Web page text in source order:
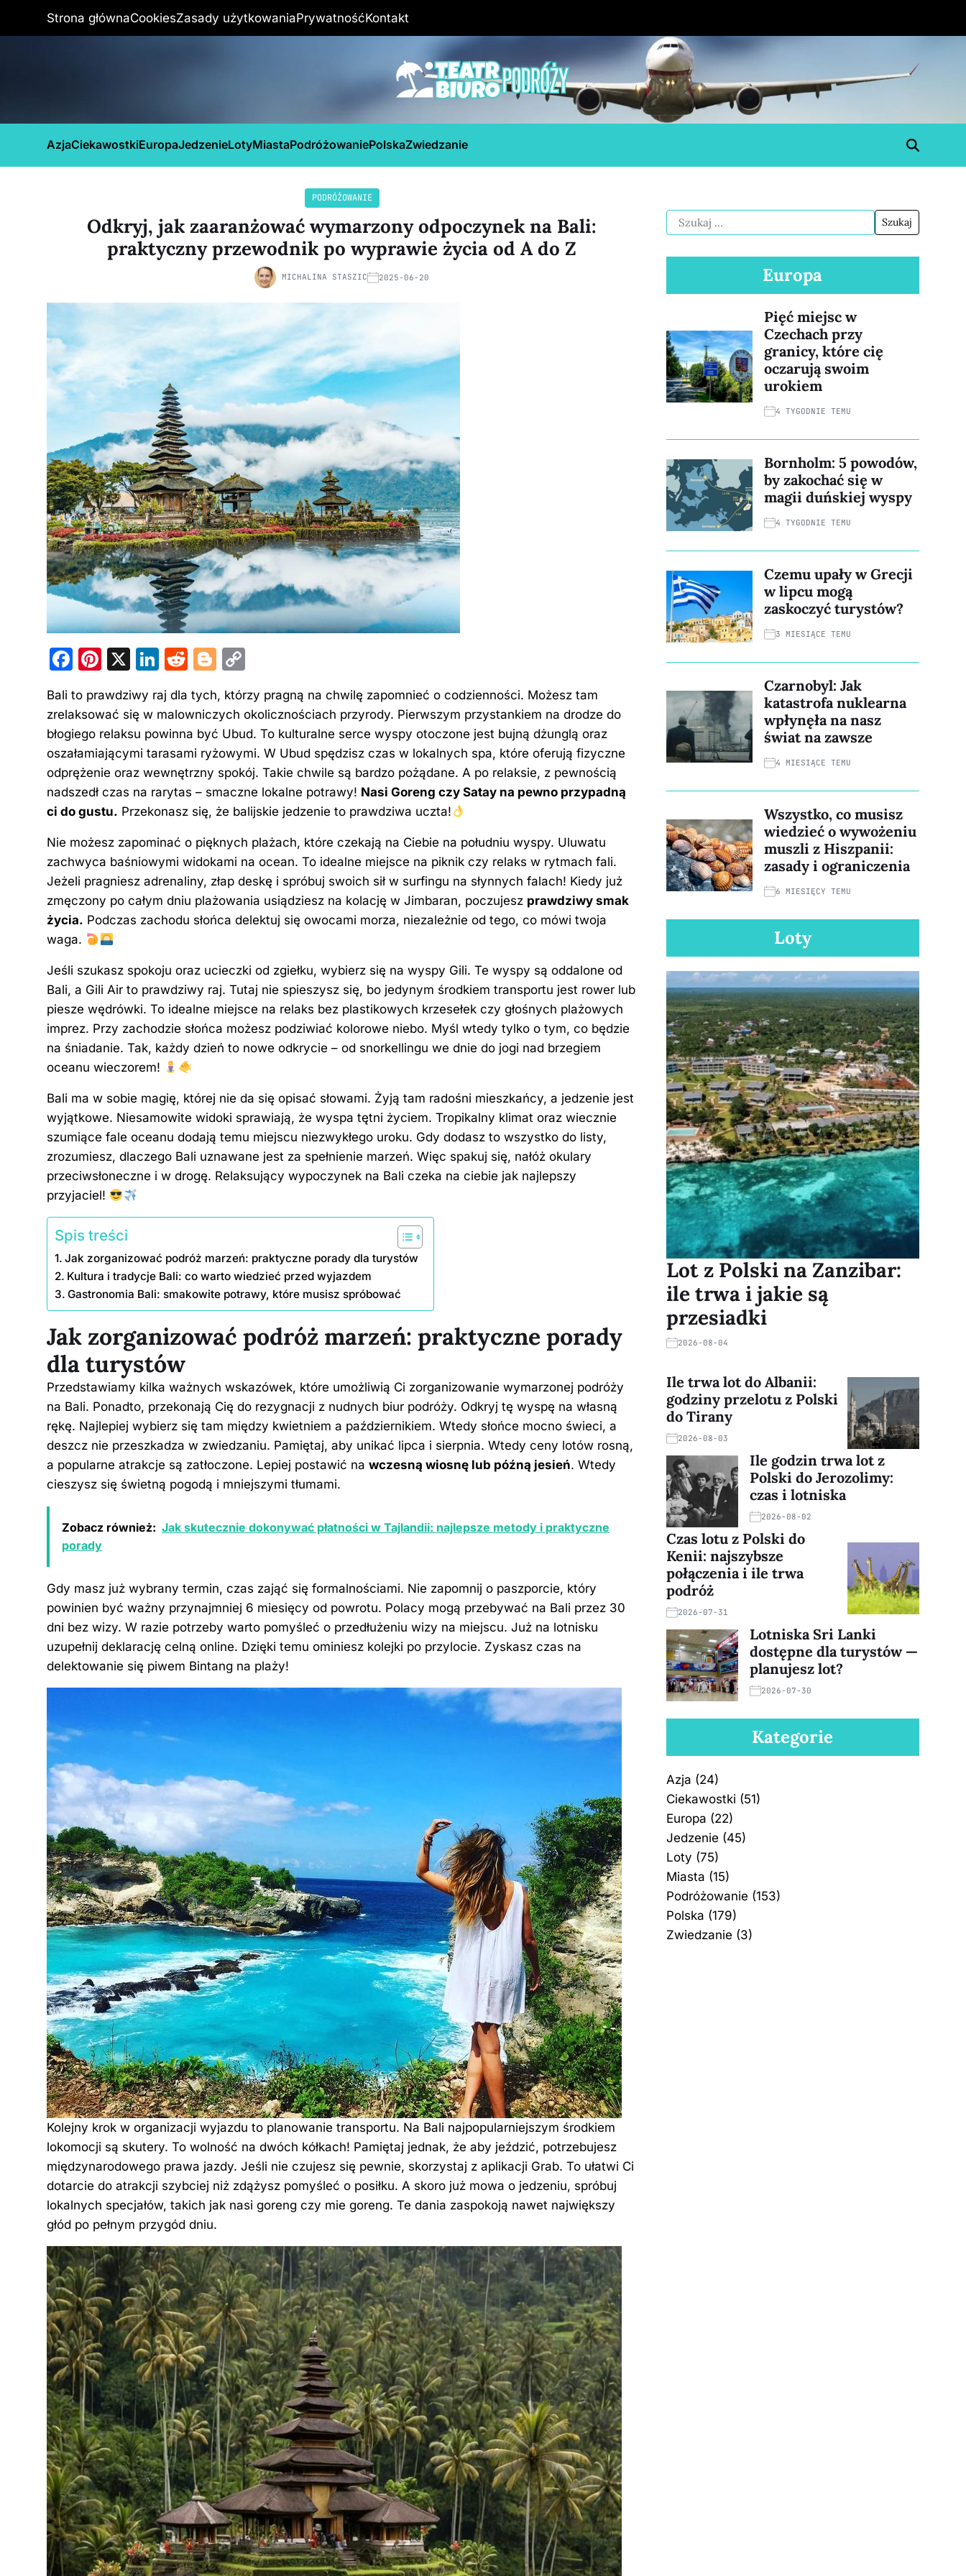
Strona głównaCookiesZasady użytkowaniaPrywatnośćKontakt
AzjaCiekawostkiEuropaJedzenieLotyMiastaPodróżowaniePolskaZwiedzanie
PODRÓŻOWANIE
Odkryj, jak zaaranżować wymarzony odpoczynek na Bali:
praktyczny przewodnik po wyprawie życia od A do Z
MICHALINA STASZIC 2025-06-20
F
c
e
b
o
o
k
Pi
er
e
st
X
Li
k
e
dI
n
R
d
di
t
Bl
g
g
er
p
y
Li
n
k
Bali to prawdziwy raj dla tych, którzy pragną na chwilę zapomnieć o codzienności. Możesz tam
zrelaksować się w malowniczych okolicznościach przyrody. Pierwszym przystankiem na drodze do
błogiego relaksu powinna być Ubud. To kulturalne serce wyspy otoczone jest bujną dżunglą oraz
oszałamiającymi tarasami ryżowymi. W Ubud spędzisz czas w lokalnych spa, które oferują fizyczne
odprężenie oraz wewnętrzny spokój. Takie chwile są bardzo pożądane. A po relaksie, z pewnością
nadszedł czas na rarytas – smaczne lokalne potrawy! Nasi Goreng czy Satay na pewno przypadną
ci do gustu. Przekonasz się, że balijskie jedzenie to prawdziwa uczta!
Nie możesz zapominać o pięknych plażach, które czekają na Ciebie na południu wyspy. Uluwatu
zachwyca baśniowymi widokami na ocean. To idealne miejsce na piknik czy relaks w rytmach fali.
Jeżeli pragniesz adrenaliny, złap deskę i spróbuj swoich sił w surfingu na słynnych falach! Kiedy już
zmęczony po całym dniu plażowania usiądziesz na kolację w Jimbaran, poczujesz prawdziwy smak
życia. Podczas zachodu słońca delektuj się owocami morza, niezależnie od tego, co mówi twoja
waga.
Jeśli szukasz spokoju oraz ucieczki od zgiełku, wybierz się na wyspy Gili. Te wyspy są oddalone od
Bali, a Gili Air to prawdziwy raj. Tutaj nie spieszysz się, bo jedynym środkiem transportu jest rower lub
piesze wędrówki. To idealne miejsce na relaks bez plastikowych krzesełek czy głośnych plażowych
imprez. Przy zachodzie słońca możesz podziwiać kolorowe niebo. Myśl wtedy tylko o tym, co będzie
na śniadanie. Tak, każdy dzień to nowe odkrycie – od snorkellingu we dnie do jogi nad brzegiem
oceanu wieczorem!
Bali ma w sobie magię, której nie da się opisać słowami. Żyją tam radośni mieszkańcy, a jedzenie jest
wyjątkowe. Niesamowite widoki sprawiają, że wyspa tętni życiem. Tropikalny klimat oraz wiecznie
szumiące fale oceanu dodają temu miejscu niezwykłego uroku. Gdy dodasz to wszystko do listy,
zrozumiesz, dlaczego Bali uznawane jest za spełnienie marzeń. Więc spakuj się, nałóż okulary
przeciwsłoneczne i w drogę. Relaksujący wypoczynek na Bali czeka na ciebie jak najlepszy
przyjaciel!
Spis treści
Jak zorganizować podróż marzeń: praktyczne porady dla turystów
Kultura i tradycje Bali: co warto wiedzieć przed wyjazdem
Gastronomia Bali: smakowite potrawy, które musisz spróbować
Jak zorganizować podróż marzeń: praktyczne porady
dla turystów
Przedstawiamy kilka ważnych wskazówek, które umożliwią Ci zorganizowanie wymarzonej podróży
na Bali. Ponadto, przekonają Cię do rezygnacji z nudnych biur podróży. Odkryj tę wyspę na własną
rękę. Najlepiej wybierz się tam między kwietniem a październikiem. Wtedy słońce mocno świeci, a
deszcz nie przeszkadza w zwiedzaniu. Pamiętaj, aby unikać lipca i sierpnia. Wtedy ceny lotów rosną,
a popularne atrakcje są zatłoczone. Lepiej postawić na wczesną wiosnę lub późną jesień. Wtedy
cieszysz się świetną pogodą i mniejszymi tłumami.
Zobacz również: Jak skutecznie dokonywać płatności w Tajlandii: najlepsze metody i praktyczne
porady
Gdy masz już wybrany termin, czas zająć się formalnościami. Nie zapomnij o paszporcie, który
powinien być ważny przynajmniej 6 miesięcy od powrotu. Polacy mogą przebywać na Bali przez 30
dni bez wizy. W razie potrzeby warto pomyśleć o przedłużeniu wizy na miejscu. Już na lotnisku
uzupełnij deklarację celną online. Dzięki temu ominiesz kolejki po przylocie. Zyskasz czas na
delektowanie się piwem Bintang na plaży!
Kolejny krok w organizacji wyjazdu to planowanie transportu. Na Bali najpopularniejszym środkiem
lokomocji są skutery. To wolność na dwóch kółkach! Pamiętaj jednak, że aby jeździć, potrzebujesz
międzynarodowego prawa jazdy. Jeśli nie czujesz się pewnie, skorzystaj z aplikacji Grab. To ułatwi Ci
dotarcie do atrakcji szybciej niż zdążysz pomyśleć o posiłku. A skoro już mowa o jedzeniu, spróbuj
lokalnych specjałów, takich jak nasi goreng czy mie goreng. Te dania zaspokoją nawet największy
głód po pełnym przygód dniu.
Europa
Pięć miejsc w
Czechach przy
granicy, które cię
oczarują swoim
urokiem
4 TYGODNIE TEMU
Bornholm: 5 powodów,
by zakochać się w
magii duńskiej wyspy
4 TYGODNIE TEMU
Czemu upały w Grecji
w lipcu mogą
zaskoczyć turystów?
3 MIESIĄCE TEMU
Czarnobyl: Jak
katastrofa nuklearna
wpłynęła na nasz
świat na zawsze
4 MIESIĄCE TEMU
Wszystko, co musisz
wiedzieć o wywożeniu
muszli z Hiszpanii:
zasady i ograniczenia
6 MIESIĘCY TEMU
Loty
Lot z Polski na Zanzibar:
ile trwa i jakie są
przesiadki
2026-08-04
Ile trwa lot do Albanii:
godziny przelotu z Polski
do Tirany
2026-08-03
Ile godzin trwa lot z
Polski do Jerozolimy:
czas i lotniska
2026-08-02
Czas lotu z Polski do
Kenii: najszybsze
połączenia i ile trwa
podróż
2026-07-31
Lotniska Sri Lanki
dostępne dla turystów —
planujesz lot?
2026-07-30
Kategorie
Azja (24)
Ciekawostki (51)
Europa (22)
Jedzenie (45)
Loty (75)
Miasta (15)
Podróżowanie (153)
Polska (179)
Zwiedzanie (3)